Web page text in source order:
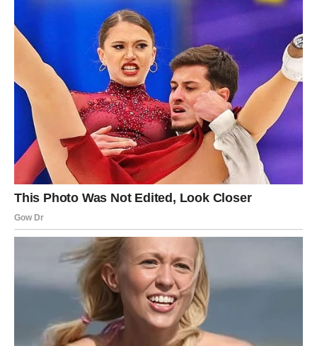
U ljubavi osećate potrebu za potpunom iskrenošću. Ako
ste u vezi, moguće je razotkrivanje nečega što je dugo
bilo prećutano. Slobodne Škorpije privlače intenzivne
osobe.
Finansije vas brinu više nego inače – razmišljate
dugoročno. Posao vam nije prioritet danas, ali intuicija
vam govori mnogo. Zdravlje zahteva emotivno
rasterećenje.
STRELAC
Subota donosi potrebu za slobodom i promenom rutine.
U ljubavi želite lakoću i smeh. Ako ste u vezi, važno je da
ne bežite od ozbiljnih tema. Slobodni Strelčevi mogu
upoznati nekoga na neobičan način.
Razmišljate o putovanjima, planovima i novim iskustvima.
Finansije su stabilne, ali izbegavajte rizične odluke.
Zdravlje je dobro, ali vam prija fizička aktivnost.